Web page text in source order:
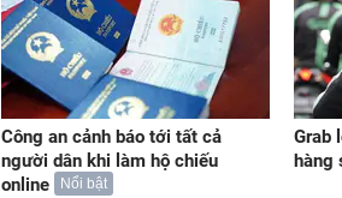
Công an cảnh báo tới tất cả
người dân khi làm hộ chiếu
online
Nổi bật
Grab
hàng